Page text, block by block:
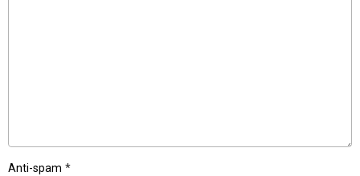
Anti-spam